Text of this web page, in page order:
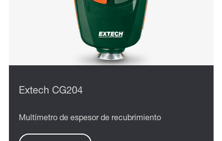
Extech CG204
Multímetro de espesor de recubrimiento